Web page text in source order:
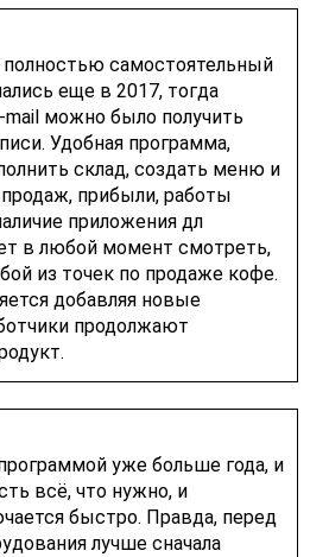
полностью самостоятельный
еще в 2017, тогда
mail можно было получить
Удобная программа,
склад, создать меню и
прибыли, работы
приложения дл
в любой момент смотреть,
из точек по продаже кофе.
добавляя новые
продолжают
уже больше года, и
всё, что нужно, и
быстро. Правда, перед
лучше сначала